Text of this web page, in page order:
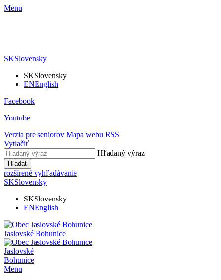
Menu
SKSlovensky
SKSlovensky
ENEnglish
Facebook
Youtube
Verzia pre seniorov Mapa webu RSS
Vytlačiť
Hľadaný výraz
Hľadať
rozšírené vyhľadávanie
SKSlovensky
SKSlovensky
ENEnglish
Jaslovské Bohunice
Jaslovské
Bohunice
Menu